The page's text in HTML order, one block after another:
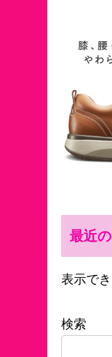
最近
表示で
検索